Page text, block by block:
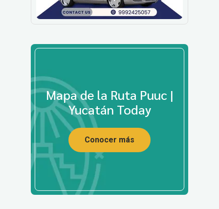
Mapa de la Ruta Puuc |
Yucatán Today
Conocer más